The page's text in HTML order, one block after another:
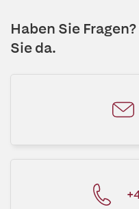
Haben Sie
Sie da.